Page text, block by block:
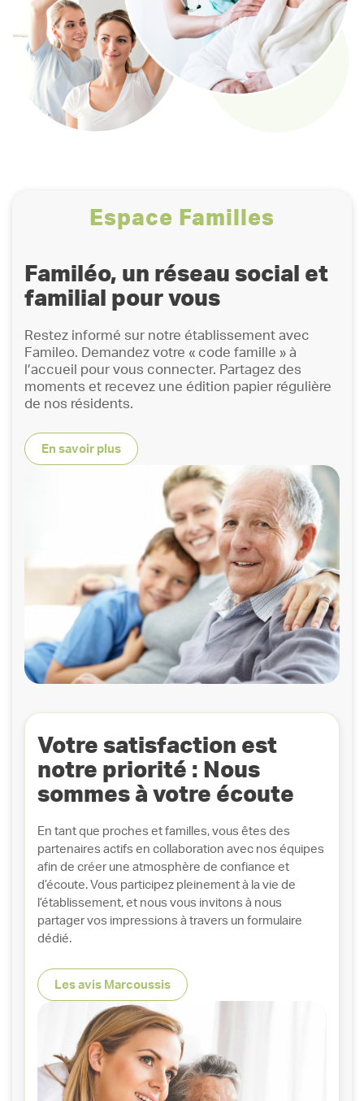
Espace Familles
Familéo, un réseau social et
familial pour vous
Restez informé sur notre établissement avec
Famileo. Demandez votre « code famille » à
l’accueil pour vous connecter. Partagez des
moments et recevez une édition papier régulière
de nos résidents.
En savoir plus
Votre satisfaction est
notre priorité : Nous
sommes à votre écoute
En tant que proches et familles, vous êtes des
partenaires actifs en collaboration avec nos équipes
afin de créer une atmosphère de confiance et
d’écoute. Vous participez pleinement à la vie de
l’établissement, et nous vous invitons à nous
partager vos impressions à travers un formulaire
dédié.
Les avis Marcoussis